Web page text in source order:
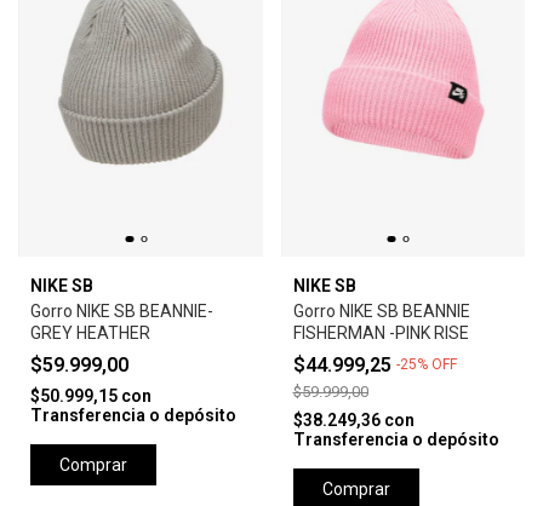
NIKE SB
Gorro NIKE SB BEANNIE-
GREY HEATHER
$59.999,00
$50.999,15 con
Transferencia o depósito
Comprar
NIKE SB
Gorro NIKE SB BEANNIE
FISHERMAN -PINK RISE
$44.999,25 -25% OFF
$59.999,00
$38.249,36 con
Transferencia o depósito
Comprar